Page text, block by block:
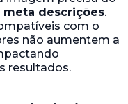
meta descrições.
com o
não aumentem a
resultados.